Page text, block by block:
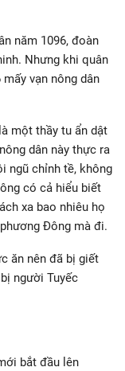
năm 1096, đoàn
Nhưng khi quân
vạn nông dân
một thầy tu ẩn dật
dân này thực ra
ngũ chỉnh tề, không
có cả hiểu biết
xa bao nhiêu họ
Đông mà đi.
ăn nên đã bị giết
người Tuyếc
bắt đầu lên